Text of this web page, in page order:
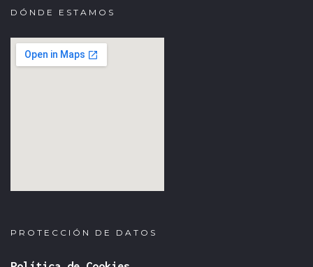
DÓNDE ESTAMOS
PROTECCIÓN DE DATOS